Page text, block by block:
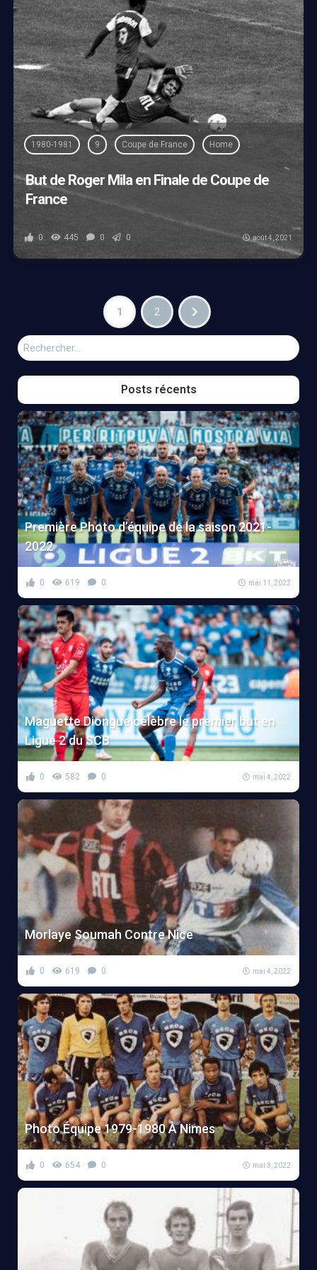
1980-1981 9 Coupe de France Home
But de Roger Mila en Finale de Coupe de
France
0 445 0 0 août 4, 2021
1 2
Rechercher :
Posts récents
Première Photo d’équipe de la saison 2021-
2022
0 619 0 mai 11, 2022
Maguette Diongue célèbre le premier but en
Ligue 2 du SCB
0 582 0 mai 4, 2022
Morlaye Soumah Contre Nice
0 619 0 mai 4, 2022
Photo Équipe 1979-1980 À Nimes
0 654 0 mai 3, 2022